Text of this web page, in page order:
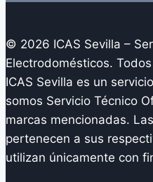
© 2026 ICAS Sevilla –
Electrodomésticos.
ICAS Sevilla es un
somos Servicio Técnico
marcas mencionadas.
pertenecen a sus
utilizan únicamente con